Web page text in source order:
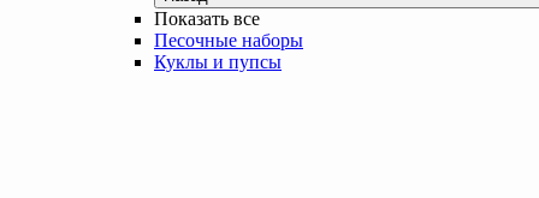
Показать все
Песочные наборы
Куклы и пупсы